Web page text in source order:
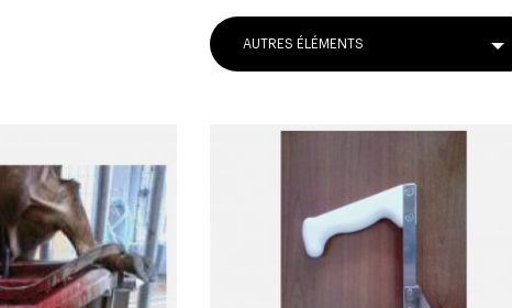
AUTRES ÉLÉMENTS